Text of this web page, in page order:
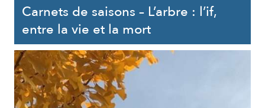
Carnets de saisons – L’arbre : l’if,
entre la vie et la mort